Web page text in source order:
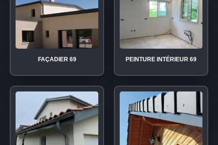
FAÇADIER 69 PEINTURE INTÉRIEUR 69